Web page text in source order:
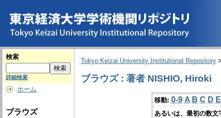
検索
詳細検索
ホーム
ブラウズ
Tokyo Keizai University Institutional Repository
ブラウズ : 著者 NISHIO, Hiroki
移動: 0-9 A B C D E
あるいは、最初の数